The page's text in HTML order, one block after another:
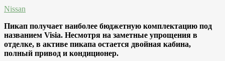
Nissan
Пикап получает наиболее бюджетную комплектацию под
названием Visia. Несмотря на заметные упрощения в
отделке, в активе пикапа остается двойная кабина,
полный привод и кондиционер.